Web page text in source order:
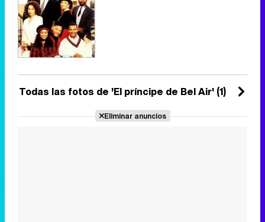
Todas las fotos de 'El príncipe de Bel Air' (1)
Eliminar anuncios